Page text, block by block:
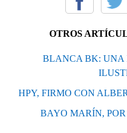
OTROS
BLANCA BK: UNA
HPY, FIRMO CON
BAYO MARÍN,